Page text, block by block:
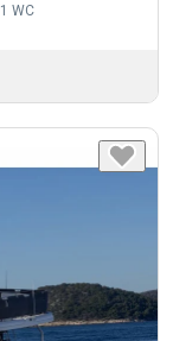
1 WC